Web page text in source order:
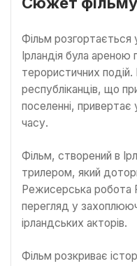
Фільм розгортається
Ірландія була
терористичних
республіканців, що
поселенні, привертає
часу.
Фільм, створений в
трилером, який
Режисерська робота
перегляд у
ірландських акторів.
Фільм розкриває